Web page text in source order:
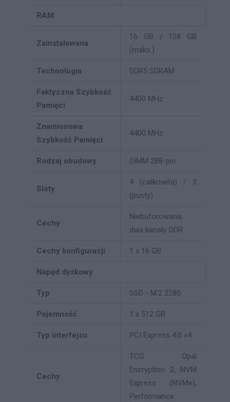
RAM
Zainstalowana
16 GB / 128 GB
(maks.)
Technologia DDR5 SDRAM
Faktyczna Szybkość
Pamięci
4400 MHz
Znamionowa
Szybkość Pamięci
4400 MHz
Rodzaj obudowy DIMM 288-pin
Sloty
4 (całkowita) / 3
(pusty)
Cechy
Niebuforowana,
dwa kanały DDR
Cechy konfiguracji 1 x 16 GB
Napęd dyskowy
Typ SSD - M.2 2280
Pojemność 1 x 512 GB
Typ interfejsu PCI Express 4.0 x4
Cechy
TCG Opal
Encryption 2, NVM
Express (NVMe),
Performance